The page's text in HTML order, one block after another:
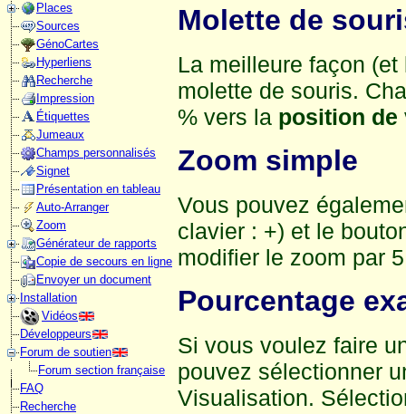
Places
Sources
GénoCartes
Hyperliens
Recherche
Impression
Étiquettes
Jumeaux
Champs personnalisés
Signet
Présentation en tableau
Auto-Arranger
Zoom
Générateur de rapports
Copie de secours en ligne
Envoyer un document
Installation
Vidéos
Développeurs
Forum de soutien
Forum section française
FAQ
Recherche
Molette de
La meilleure façon
molette de souris.
% vers la position de
Zoom simple
Vous pouvez
clavier : +) et le
modifier le zoom par
Pourcentage
Si vous voulez faire
pouvez sélectionner
Visualisation.